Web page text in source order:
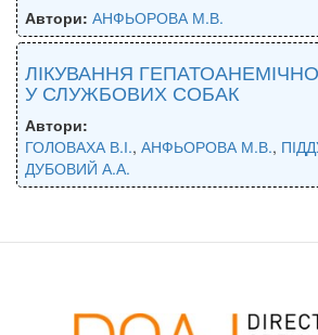
Автори: АНФЬОРОВА М.В.
ЛІКУВАННЯ
У СЛУЖБОВИХ СОБАК
Автори:
ГОЛОВАХА В.І., АНФЬОРОВА М.В.,
ДУБОВИЙ А.А.